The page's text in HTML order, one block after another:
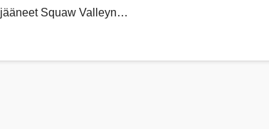
jääneet Squaw Valleyn…